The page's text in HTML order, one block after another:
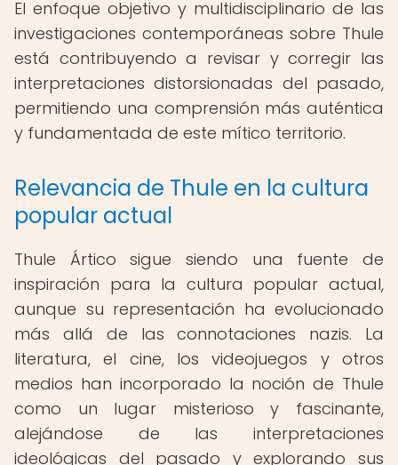
El enfoque objetivo y multidisciplinario de las
investigaciones contemporáneas sobre Thule
está contribuyendo a revisar y corregir las
interpretaciones distorsionadas del pasado,
permitiendo una comprensión más auténtica
y fundamentada de este mítico territorio.
Relevancia de Thule en la cultura
popular actual
Thule Ártico sigue siendo una fuente de
inspiración para la cultura popular actual,
aunque su representación ha evolucionado
más allá de las connotaciones nazis. La
literatura, el cine, los videojuegos y otros
medios han incorporado la noción de Thule
como un lugar misterioso y fascinante,
alejándose de las interpretaciones
ideológicas del pasado y explorando sus